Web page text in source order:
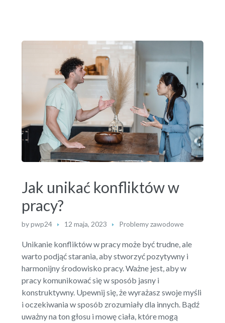
Jak unikać konfliktów w
pracy?
bypwp24 12 maja, 2023 Problemy zawodowe
Unikanie konfliktów w pracy może być trudne, ale
warto podjąć starania, aby stworzyć pozytywny i
harmonijny środowisko pracy. Ważne jest, aby w
pracy komunikować się w sposób jasny i
konstruktywny. Upewnij się, że wyrażasz swoje myśli
i oczekiwania w sposób zrozumiały dla innych. Bądź
uważny na ton głosu i mowę ciała, które mogą